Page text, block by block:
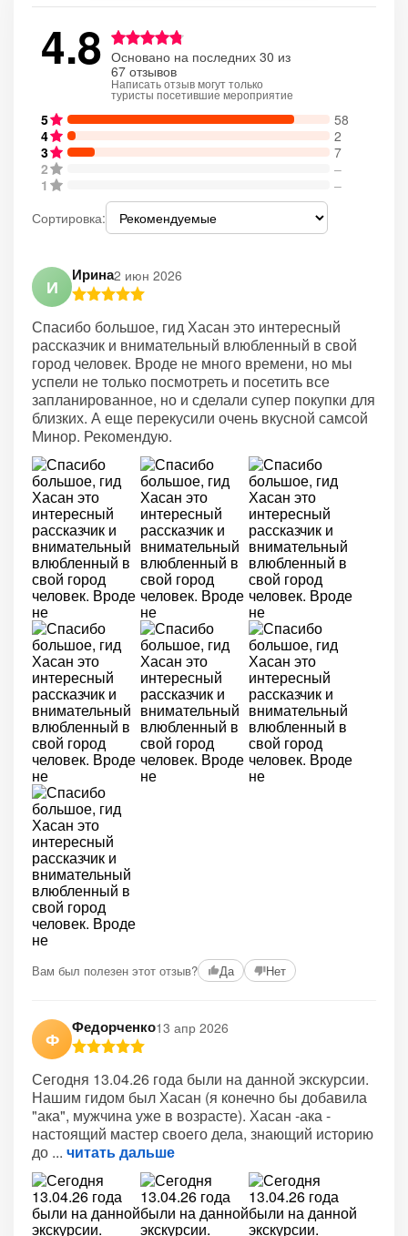
4.8 Основано на последних 30 из
67 отзывов
Написать отзыв могут только
туристы посетившие мероприятие
5
58
4
2
3
7
2
–
1
–
Сортировка:
И
Ирина2 июн 2026
Спасибо большое, гид Хасан это интересный
рассказчик и внимательный влюбленный в свой
город человек. Вроде не много времени, но мы
успели не только посмотреть и посетить все
запланированное, но и сделали супер покупки для
близких. А еще перекусили очень вкусной самсой
Минор. Рекомендую.
Вам был полезен этот отзыв? Да Нет
Ф
Федорченко13 апр 2026
Сегодня 13.04.26 года были на данной экскурсии.
Нашим гидом был Хасан (я конечно бы добавила
"ака", мужчина уже в возрасте). Хасан -ака -
настоящий мастер своего дела, знающий историю
до
читать дальше